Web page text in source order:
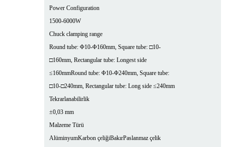
Power Configuration
1500-6000W
Chuck clamping range
Round tube: Φ10-Φ160mm, Square tube: □10-
□160mm, Rectangular tube: Longest side
≤160mmRound tube: Φ10-Φ240mm, Square tube:
□10-□240mm, Rectangular tube: Long side ≤240mm
Tekrarlanabilirlik
±0,03 mm
Malzeme Türü
AlüminyumKarbon çeliğiBakırPaslanmaz çelik